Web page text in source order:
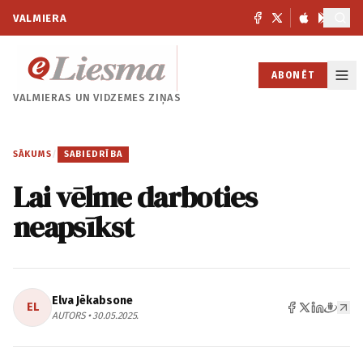
VALMIERA
VALMIERAS UNVIDZEMES ZIŅAS
ABONĒT
SĀKUMS / SABIEDRĪBA
Lai vēlme darboties
neapsīkst
EL Elva Jēkabsone
AUTORS • 30.05.2025.